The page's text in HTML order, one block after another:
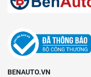
BENAUTO.VN